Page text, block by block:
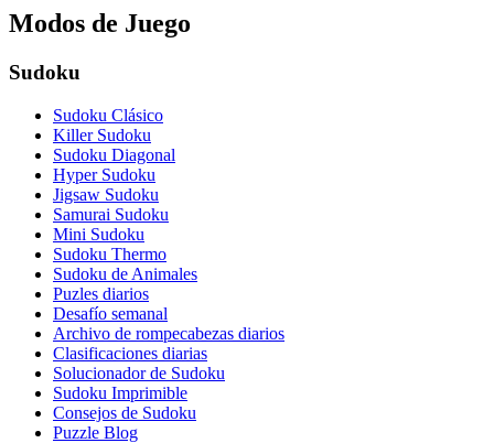
Modos de Juego
Sudoku
Sudoku Clásico
Killer Sudoku
Sudoku Diagonal
Hyper Sudoku
Jigsaw Sudoku
Samurai Sudoku
Mini Sudoku
Sudoku Thermo
Sudoku de Animales
Puzles diarios
Desafío semanal
Archivo de rompecabezas diarios
Clasificaciones diarias
Solucionador de Sudoku
Sudoku Imprimible
Consejos de Sudoku
Puzzle Blog